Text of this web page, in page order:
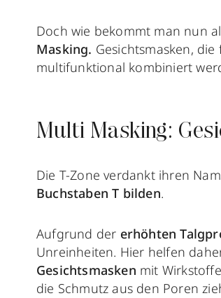
Doch wie bekommt man nun
Masking. Gesichtsmasken,
multifunktional kombiniert
Multi Masking:
Die T-Zone verdankt ihren
Buchstaben T bilden.
Aufgrund der erhöhten
Unreinheiten. Hier helfen
Gesichtsmasken mit
die Schmutz aus den Poren